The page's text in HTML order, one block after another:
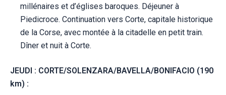
millénaires et d’églises baroques. Déjeuner à
Piedicroce. Continuation vers Corte, capitale historique
de la Corse, avec montée à la citadelle en petit train.
Dîner et nuit à Corte.
JEUDI : CORTE/SOLENZARA/BAVELLA/BONIFACIO (190
km) :